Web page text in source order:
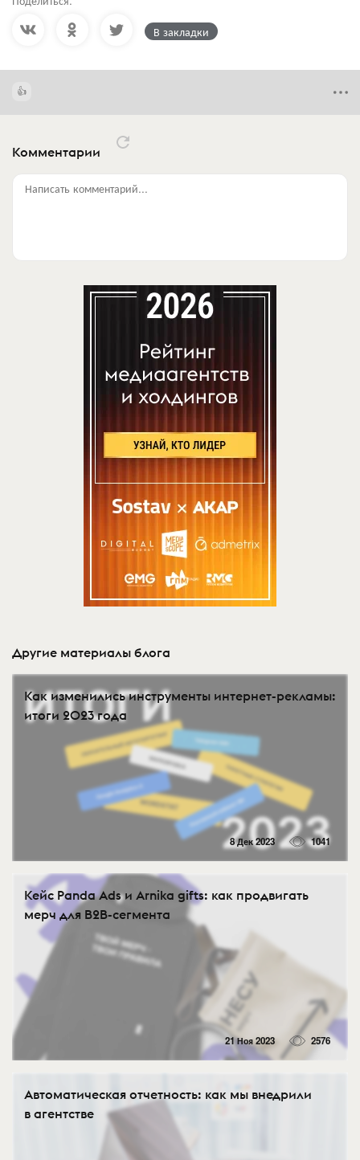
В закладки
Комментарии
Написать комментарий...
Другие материалы блога
Как изменились инструменты интернет-рекламы:
итоги 2023 года
8 Дек 2023 1041
Кейс Panda Ads и Arnika gifts: как продвигать
мерч для B2B-сегмента
21 Ноя 2023 2576
Автоматическая отчетность: как мы внедрили
в агентстве